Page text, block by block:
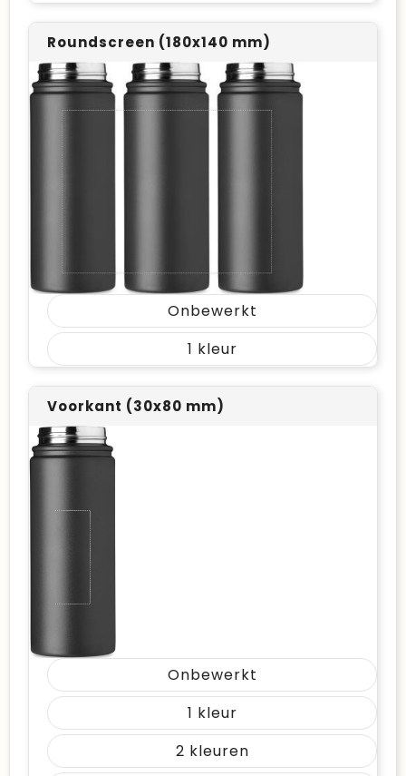
Roundscreen (180x140 mm)
Onbewerkt
1
Voorkant (30x80 mm)
Onbewerkt
1
2